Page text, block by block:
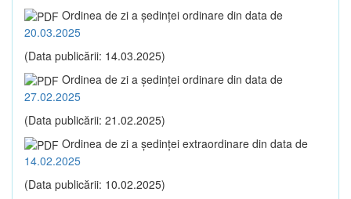
Ordinea de zi a şedinţei ordinare din data de
20.03.2025
(Data publicării: 14.03.2025)
Ordinea de zi a şedinţei ordinare din data de
27.02.2025
(Data publicării: 21.02.2025)
Ordinea de zi a şedinţei extraordinare din data de
14.02.2025
(Data publicării: 10.02.2025)